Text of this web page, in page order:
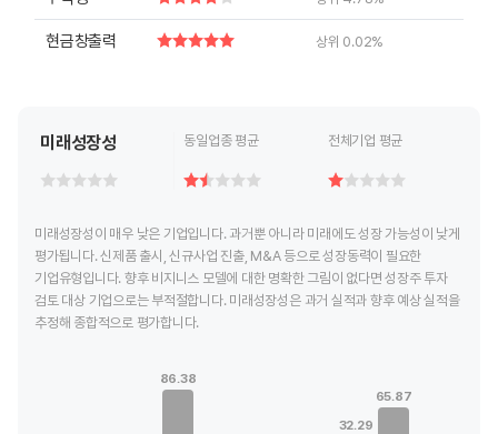
현금창출력 상위 0.02%
미래성장성 동일업종 평균 전체기업 평균
미래성장성이 매우 낮은 기업입니다. 과거뿐 아니라 미래에도 성장 가능성이 낮게
평가됩니다. 신제품 출시, 신규사업 진출, M&A 등으로 성장동력이 필요한
기업유형입니다. 향후 비지니스 모델에 대한 명확한 그림이 없다면 성장주 투자
검토 대상 기업으로는 부적절합니다. 미래성장성은 과거 실적과 향후 예상 실적을
추정해 종합적으로 평가합니다.
Bar chart with 3 data series.
View as data table, Chart
86.38
View as data table, Chart
The chart has 1 X axis
32.29
65.87